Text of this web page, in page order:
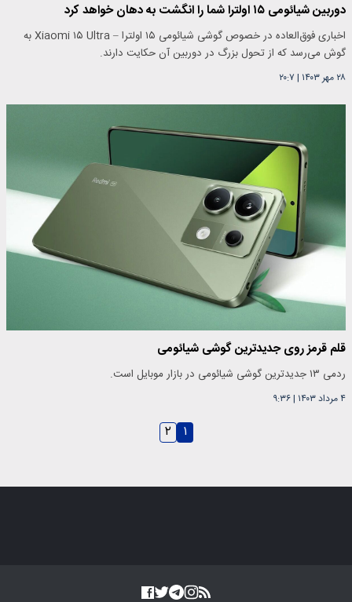
دوربین شیائومی ۱۵ اولترا شما را انگشت به دهان خواهد کرد
اخباری فوق‌العاده در خصوص گوشی شیائومی ۱۵ اولترا – Xiaomi ۱۵ Ultra به
گوش می‌رسد که از تحول بزرگ در دوربین آن حکایت دارند.
۲۸ مهر ۱۴۰۳ | ۲۰:۷
قلم قرمز روی جدید‌ترین گوشی شیائومی
ردمی ۱۳ جدید‌ترین گوشی شیائومی در بازار موبایل است.
۴ مرداد ۱۴۰۳ |۹:۳۶
۱ ۲